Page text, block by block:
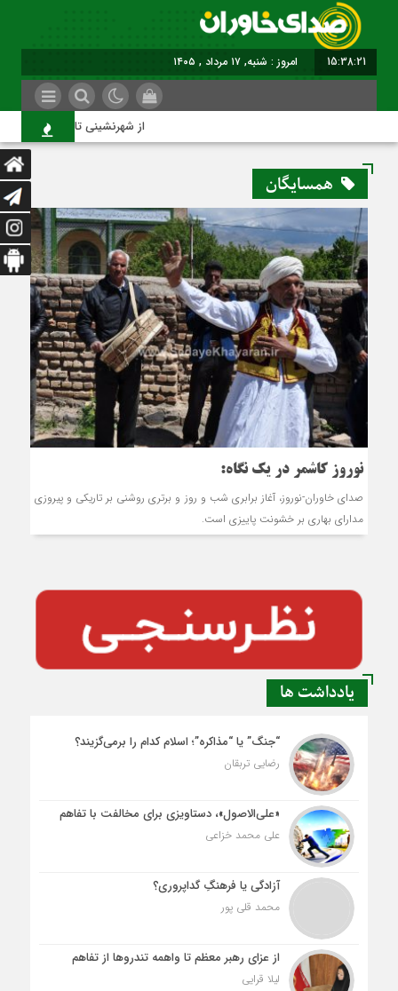
15:38:21 امروز : شنبه, ۱۷ مرداد , ۱۴۰۵
از شهرنشینی تا شهروندی
همسایگان
نوروز کاشمر در یک نگاه:
صدای خاوران-نوروز، آغاز برابری شب و روز و برتری روشنی بر تاریکی و پیروزی
مدارای بهاری بر خشونت پاییزی است.
یادداشت ها
“جنگ” یا “مذاکره”؛ اسلام کدام را برمی‌گزیند؟
رضایی تربقان
«علی‌الاصول»، دستاویزی برای مخالفت با تفاهم
علی محمد خزاعی
آزادگی یا فرهنگِ گداپروری؟
محمد قلی پور
از عزای رهبر معظم تا واهمه تندروها از تفاهم
لیلا قرایی